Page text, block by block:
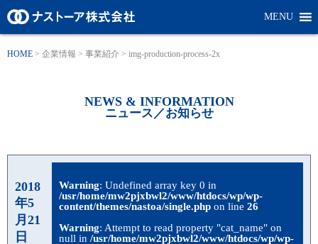
MENU
HOME > 企業情報 > 事業紹介 > img-production-process-2x
NEWS & INFORMATION
ニュース／お知らせ
2018
年5
月21
日
Warning: Undefined array key 0 in
/usr/home/mw2pjxbwl2/www/htdocs/wp/wp-
content/themes/nastoa/single.php on line26
Warning: Attempt to read property "cat_name" on
null in/usr/home/mw2pjxbwl2/www/htdocs/wp/wp-